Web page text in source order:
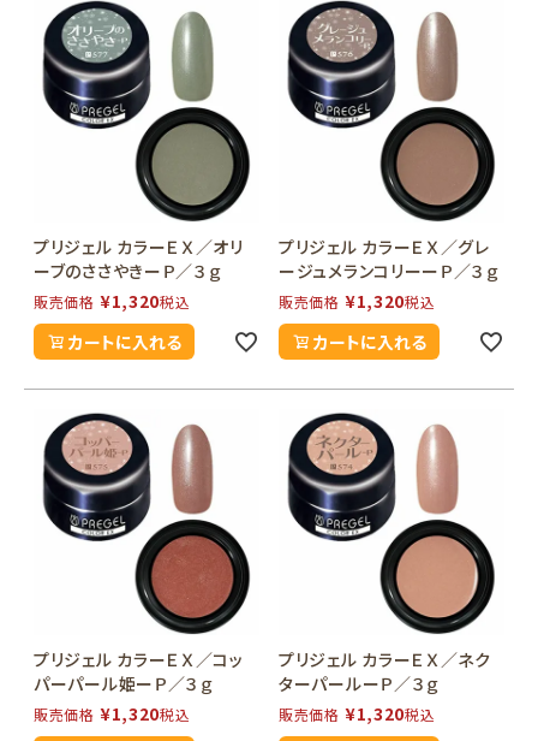
プリジェル カラーＥＸ／オリ
ーブのささやきーＰ／３ｇ
販売価格 ¥1,320税込
カートに入れる
プリジェル カラーＥＸ／グレ
ージュメランコリーーＰ／３ｇ
販売価格 ¥1,320税込
カートに入れる
プリジェル カラーＥＸ／コッ
パーパール姫ーＰ／３ｇ
販売価格 ¥1,320税込
プリジェル カラーＥＸ／ネク
ターパールーＰ／３ｇ
販売価格 ¥1,320税込